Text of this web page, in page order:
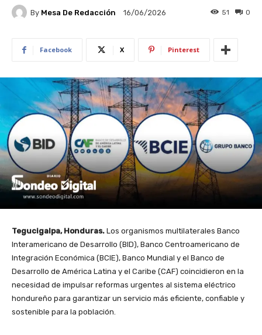
By Mesa De Redacción 16/06/2026 0
51
Facebook X Pinterest
Tegucigalpa, Honduras. Los organismos multilaterales Banco
Interamericano de Desarrollo (BID), Banco Centroamericano de
Integración Económica (BCIE), Banco Mundial y el Banco de
Desarrollo de América Latina y el Caribe (CAF) coincidieron en la
necesidad de impulsar reformas urgentes al sistema eléctrico
hondureño para garantizar un servicio más eficiente, confiable y
sostenible para la población.